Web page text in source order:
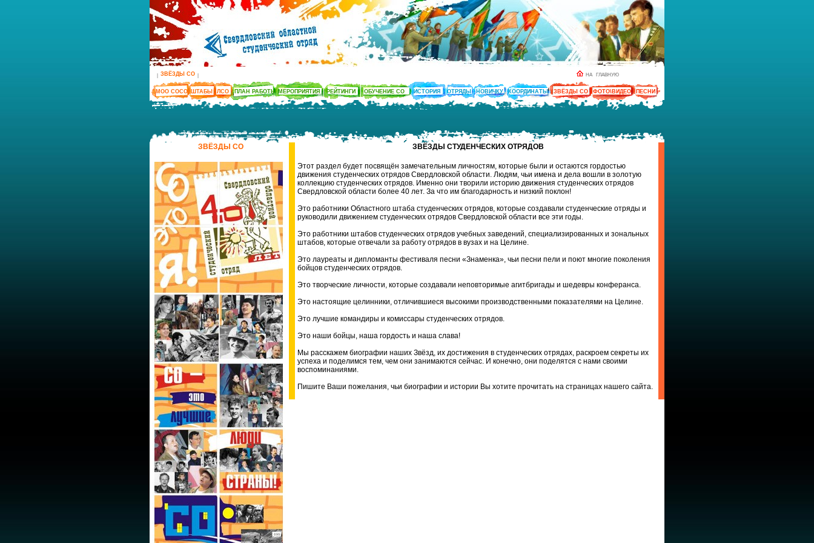
ЗВЁЗДЫ СО НА ГЛАВНУЮ
МОО СОСО ШТАБЫ ЛСО ПЛАН РАБОТЫ МЕРОПРИЯТИЯ РЕЙТИНГИ ОБУЧЕНИЕ СО ИСТОРИЯ ОТРЯДЫ НОВИЧКУ КООРДИНАТЫ ЗВЁЗДЫ СО ФОТО\ВИДЕО ПЕСНИ
ЗВЁЗДЫ СО ЗВЁЗДЫ СТУДЕНЧЕСКИХ ОТРЯДОВ
Этот раздел будет посвящён замечательным личностям, которые были и остаются гордостью
движения студенческих отрядов Свердловской области. Людям, чьи имена и дела вошли в золотую
коллекцию студенческих отрядов. Именно они творили историю движения студенческих отрядов
Свердловской области более 40 лет. За что им благодарность и низкий поклон!
Это работники Областного штаба студенческих отрядов, которые создавали студенческие отряды и
руководили движением студенческих отрядов Свердловской области все эти годы.
Это работники штабов студенческих отрядов учебных заведений, специализированных и зональных
штабов, которые отвечали за работу отрядов в вузах и на Целине.
Это лауреаты и дипломанты фестиваля песни «Знаменка», чьи песни пели и поют многие поколения
бойцов студенческих отрядов.
Это творческие личности, которые создавали неповторимые агитбригады и шедевры конферанса.
Это настоящие целинники, отличившиеся высокими производственными показателями на Целине.
Это лучшие командиры и комиссары студенческих отрядов.
Это наши бойцы, наша гордость и наша слава!
Мы расскажем биографии наших Звёзд, их достижения в студенческих отрядах, раскроем секреты их
успеха и поделимся тем, чем они занимаются сейчас. И конечно, они поделятся с нами своими
воспоминаниями.
Пишите Ваши пожелания, чьи биографии и истории Вы хотите прочитать на страницах нашего сайта.